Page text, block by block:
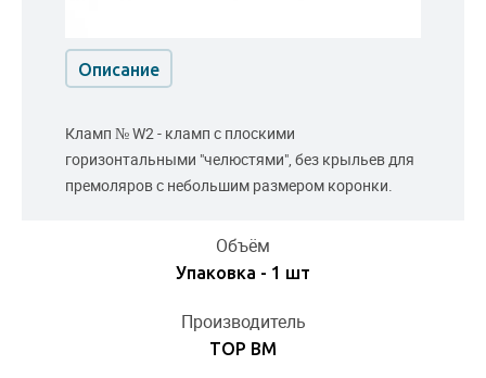
Объём
Упаковка - 1 шт
Производитель
ТОР ВМ
Описание
Кламп № W2 - кламп с плоскими
горизонтальными "челюстями", без крыльев для
премоляров с небольшим размером коронки.